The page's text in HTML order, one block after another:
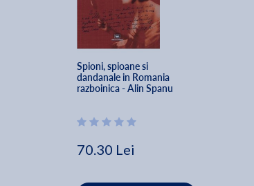
Spioni, spioane si
dandanale in Romania
razboinica - Alin Spanu
70.30 Lei